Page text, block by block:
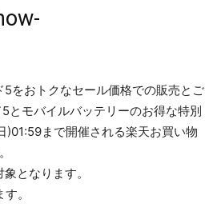
をおトクなセール価格での販売とご
とモバイルバッテリーのお得な特別
まで開催される楽天お買い物
となります。
。